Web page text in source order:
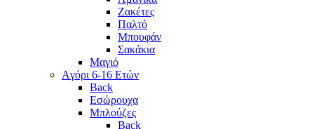
Ζακέτες
Παλτό
Μπουφάν
Σακάκια
Μαγιό
Aγόρι 6-16 Ετών
Back
Eσώρουχα
Μπλούζες
Back